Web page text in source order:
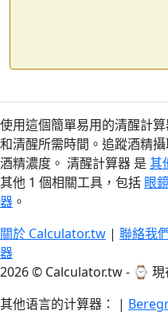
使用這個簡單易用的清醒計算
和清醒所需時間。追蹤酒精
酒精濃度。 清醒計算器 是 其
其他 1 個相關工具，包括 眼
器 。
關於 Calculator.tw | 聯絡我
器
2026 © Calculator.tw - ⌚ 現
其他语言的计算器： |